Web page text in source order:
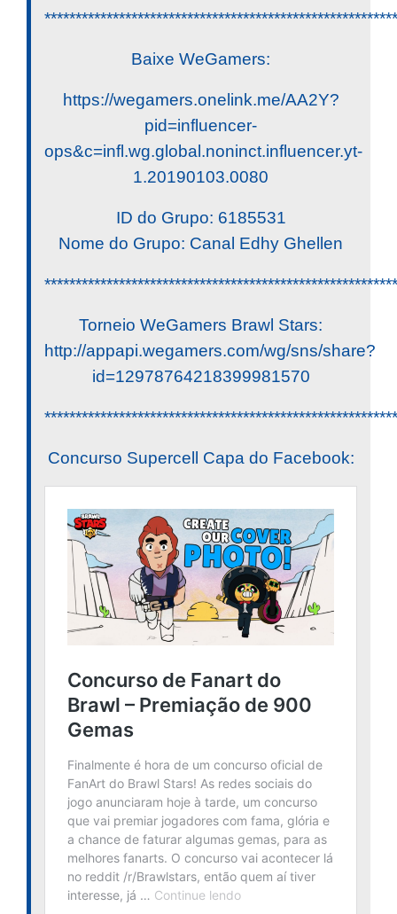
Baixe WeGamers:
https://wegamers.onelink.me/AA2Y?
pid=influencer-
ops&c=infl.wg.global.noninct.influencer.yt-
1.20190103.0080
ID do Grupo: 6185531
Nome do Grupo: Canal Edhy Ghellen
Torneio WeGamers Brawl Stars:
http://appapi.wegamers.com/wg/sns/share?
id=12978764218399981570
Concurso Supercell Capa do Facebook: